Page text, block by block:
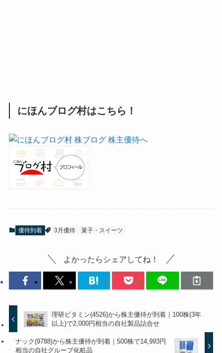
にほんブログ村はこちら！
優待到着 3月優待 菓子・スイーツ
よかったらシェアしてね！
理研ビタミン(4526)から株主優待が到着｜100株(3年
以上)で2,000円相当の自社製品詰合せ
ナック(9788)から株主優待が到着｜500株で14,993円
相当の自社グループ化粧品